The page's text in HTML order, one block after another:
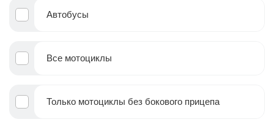
Автобусы
Все мотоциклы
Только мотоциклы без бокового прицепа